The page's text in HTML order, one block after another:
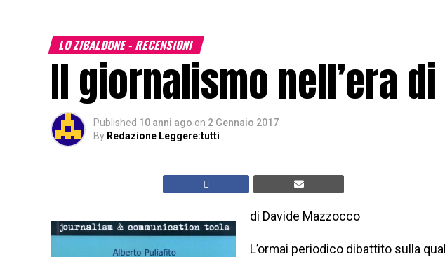
LO ZIBALDONE - RECENSIONI
Il giornalismo nell’era
Published 10 anni ago on 2 Gennaio 2017
By Redazione Leggere:tutti
di Davide Mazzocco
L’ormai periodico dibattito sulla